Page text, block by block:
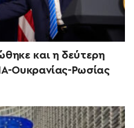
και η δεύτερη
Ουκρανίας-Ρωσίας